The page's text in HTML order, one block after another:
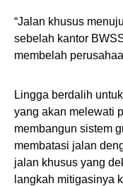
“Jalan khusus menuju
sebelah kantor
membelah
Lingga berdalih
yang akan melewati
membangun sistem
membatasi jalan
jalan khusus yang
langkah mitigasinya